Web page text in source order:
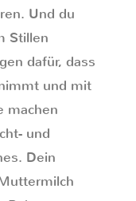
Und du
Stillen
dafür, dass
und mit
machen
und
Dein